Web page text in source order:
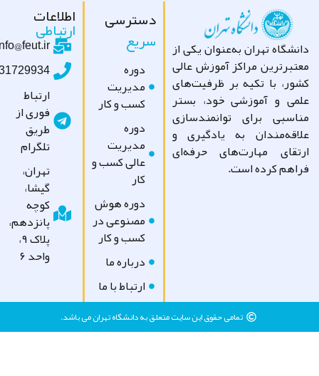
تهران به‌عنوان یکی از
مراکز آموزش عالی
با تکیه بر ظرفیت‌های
و آموزشی خود، بستر
برای توانمندسازی
به یادگیری و
مهارت‌های حرفه‌ای
کرده است.
دسترسی
سریع
مدیریت
کسب و کار
مدیریت
عالی کسب و
دوره هوش
مصنوعی در
کسب و کار
درباره ما
ارتباط با ما
اطلاعات
ارتباطی
info@feut.ir
09031729934
ارتباط
فوری از
طریق
تلگرام
تهران،
گیشا،
کوچه
پانزدهم،
پلاک ۹،
واحد ۶
تمامی حقوق این سایت متعلق به دانشگاه تهران می باشد.